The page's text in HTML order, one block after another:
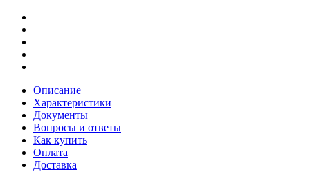
Описание
Характеристики
Документы
Вопросы и ответы
Как купить
Оплата
Доставка